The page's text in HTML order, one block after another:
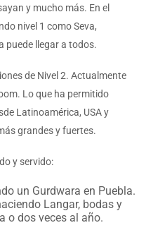
y mucho más. En el
nivel 1 como Seva,
puede llegar a todos.
de Nivel 2. Actualmente
Lo que ha permitido
Latinoamérica, USA y
grandes y fuertes.
y servido:
un Gurdwara en Puebla.
Langar, bodas y
o dos veces al año.